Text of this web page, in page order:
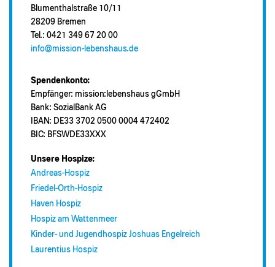
Blumenthalstraße 10/11
28209 Bremen
Tel.: 0421 349 67 20 00
info@mission-lebenshaus.de
Spendenkonto:
Empfänger: mission:lebenshaus gGmbH
Bank: SozialBank AG
IBAN: DE33 3702 0500 0004 472402
BIC: BFSWDE33XXX
Unsere Hospize:
Andreas-Hospiz
Friedel-Orth-Hospiz
Haven Hospiz
Hospiz am Wattenmeer
Kinder- und Jugendhospiz Joshuas Engelreich
Laurentius Hospiz